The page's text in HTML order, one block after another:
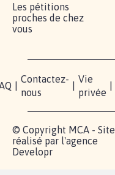
Les pétitions
proches de chez
vous
Contactez-
nous
Vie
privée
© Copyright MCA - Site
réalisé par l'agence
Developr